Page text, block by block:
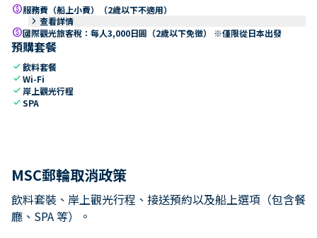
paid服務費（船上小費）（2歲以下不適用）
keyboard_arrow_right 查看詳情
paid國際觀光旅客稅：每人3,000日圓（2歲以下免徵） ※僅限從日本出發
預購套餐
check飲料套餐
checkWi-Fi
check 岸上觀光行程
checkSPA
MSC郵輪取消政策
飲料套裝、岸上觀光行程、接送預約以及船上選項（包含餐
廳、SPA 等）。